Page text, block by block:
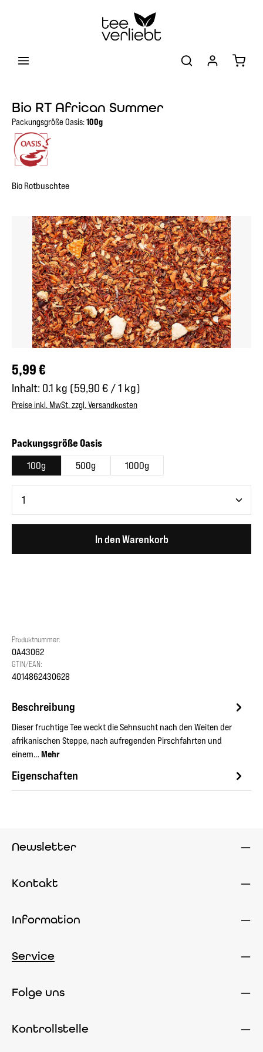
Bio RT African Summer
Packungsgröße Oasis:100g
Bio Rotbuschtee
Bildergalerie überspringen
Regulärer Preis:
5,99 €
Inhalt: 0.1 kg (59,90 € / 1 kg)
Preise inkl. MwSt. zzgl. Versandkosten
Packungsgröße Oasisauswählen
100g 500g 1000g
In den Warenkorb
Produktnummer:
OA43062
GTIN/EAN:
4014862430628
Beschreibung
Dieser fruchtige Tee weckt die Sehnsucht nach den Weiten der
afrikanischen Steppe, nach aufregenden Pirschfahrten und
einem… Mehr
Eigenschaften
Newsletter
Kontakt
Information
Service
Folge uns
Kontrollstelle